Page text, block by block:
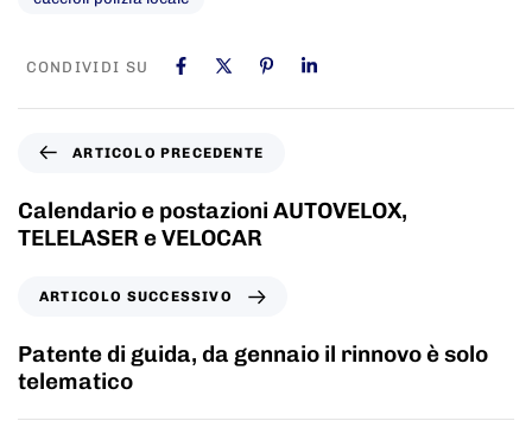
CONDIVIDI SU
ARTICOLO PRECEDENTE
Calendario e postazioni AUTOVELOX,
TELELASER e VELOCAR
ARTICOLO SUCCESSIVO
Patente di guida, da gennaio il rinnovo è solo
telematico